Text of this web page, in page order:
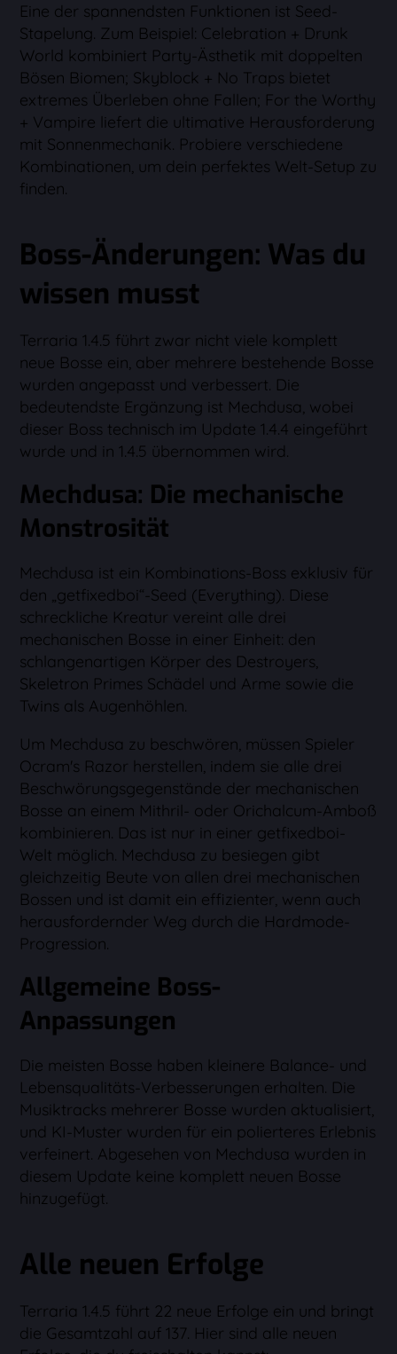
Eine der spannendsten Funktionen ist Seed-
Stapelung. Zum Beispiel: Celebration + Drunk
World kombiniert Party-Ästhetik mit doppelten
Bösen Biomen; Skyblock + No Traps bietet
extremes Überleben ohne Fallen; For the Worthy
+ Vampire liefert die ultimative Herausforderung
mit Sonnenmechanik. Probiere verschiedene
Kombinationen, um dein perfektes Welt-Setup zu
finden.
Boss-Änderungen: Was du
wissen musst
Terraria 1.4.5 führt zwar nicht viele komplett
neue Bosse ein, aber mehrere bestehende Bosse
wurden angepasst und verbessert. Die
bedeutendste Ergänzung ist Mechdusa, wobei
dieser Boss technisch im Update 1.4.4 eingeführt
wurde und in 1.4.5 übernommen wird.
Mechdusa: Die mechanische
Monstrosität
Mechdusa ist ein Kombinations-Boss exklusiv für
den „getfixedboi“-Seed (Everything). Diese
schreckliche Kreatur vereint alle drei
mechanischen Bosse in einer Einheit: den
schlangenartigen Körper des Destroyers,
Skeletron Primes Schädel und Arme sowie die
Twins als Augenhöhlen.
Um Mechdusa zu beschwören, müssen Spieler
Ocram's Razor herstellen, indem sie alle drei
Beschwörungsgegenstände der mechanischen
Bosse an einem Mithril- oder Orichalcum-Amboß
kombinieren. Das ist nur in einer getfixedboi-
Welt möglich. Mechdusa zu besiegen gibt
gleichzeitig Beute von allen drei mechanischen
Bossen und ist damit ein effizienter, wenn auch
herausfordernder Weg durch die Hardmode-
Progression.
Allgemeine Boss-
Anpassungen
Die meisten Bosse haben kleinere Balance- und
Lebensqualitäts-Verbesserungen erhalten. Die
Musiktracks mehrerer Bosse wurden aktualisiert,
und KI-Muster wurden für ein polierteres Erlebnis
verfeinert. Abgesehen von Mechdusa wurden in
diesem Update keine komplett neuen Bosse
hinzugefügt.
Alle neuen Erfolge
Terraria 1.4.5 führt 22 neue Erfolge ein und bringt
die Gesamtzahl auf 137. Hier sind alle neuen